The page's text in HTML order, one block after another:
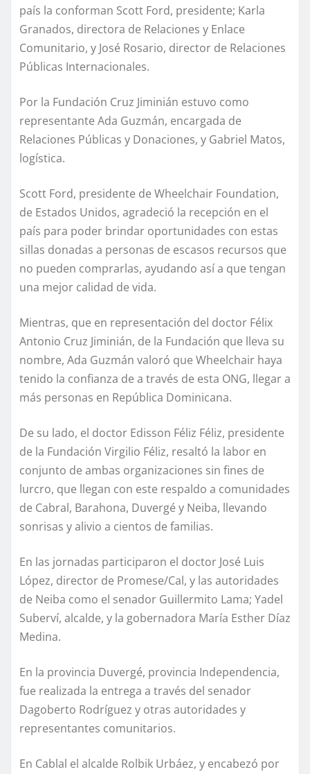
país la conforman Scott Ford, presidente; Karla
Granados, directora de Relaciones y Enlace
Comunitario, y José Rosario, director de Relaciones
Públicas Internacionales.
Por la Fundación Cruz Jiminián estuvo como
representante Ada Guzmán, encargada de
Relaciones Públicas y Donaciones, y Gabriel Matos,
logística.
Scott Ford, presidente de Wheelchair Foundation,
de Estados Unidos, agradeció la recepción en el
país para poder brindar oportunidades con estas
sillas donadas a personas de escasos recursos que
no pueden comprarlas, ayudando así a que tengan
una mejor calidad de vida.
Mientras, que en representación del doctor Félix
Antonio Cruz Jiminián, de la Fundación que lleva su
nombre, Ada Guzmán valoró que Wheelchair haya
tenido la confianza de a través de esta ONG, llegar a
más personas en República Dominicana.
De su lado, el doctor Edisson Féliz Féliz, presidente
de la Fundación Virgilio Féliz, resaltó la labor en
conjunto de ambas organizaciones sin fines de
lurcro, que llegan con este respaldo a comunidades
de Cabral, Barahona, Duvergé y Neiba, llevando
sonrisas y alivio a cientos de familias.
En las jornadas participaron el doctor José Luis
López, director de Promese/Cal, y las autoridades
de Neiba como el senador Guillermito Lama; Yadel
Suberví, alcalde, y la gobernadora María Esther Díaz
Medina.
En la provincia Duvergé, provincia Independencia,
fue realizada la entrega a través del senador
Dagoberto Rodríguez y otras autoridades y
representantes comunitarios.
En Cablal el alcalde Rolbik Urbáez, y encabezó por